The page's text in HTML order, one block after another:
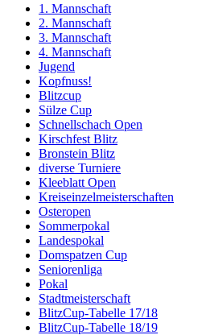
1. Mannschaft
2. Mannschaft
3. Mannschaft
4. Mannschaft
Jugend
Kopfnuss!
Blitzcup
Sülze Cup
Schnellschach Open
Kirschfest Blitz
Bronstein Blitz
diverse Turniere
Kleeblatt Open
Kreiseinzelmeisterschaften
Osteropen
Sommerpokal
Landespokal
Domspatzen Cup
Seniorenliga
Pokal
Stadtmeisterschaft
BlitzCup-Tabelle 17/18
BlitzCup-Tabelle 18/19